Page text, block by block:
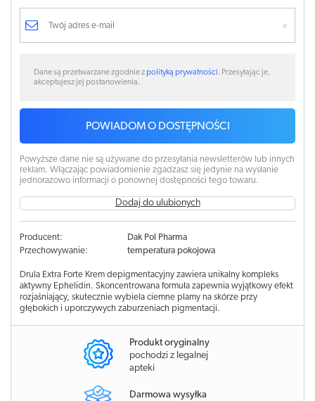
Dane są przetwarzane zgodnie zpolityką prywatności. Przesyłając je,
akceptujesz jej postanowienia.
POWIADOM O DOSTĘPNOŚCI
Powyższe dane nie są używane do przesyłania newsletterów lub innych
reklam. Włączając powiadomienie zgadzasz się jedynie na wysłanie
jednorazowo informacji o ponownej dostępności tego towaru.
Dodaj do ulubionych
Producent:
Dak Pol Pharma
Przechowywanie:
temperatura pokojowa
Drula Extra Forte Krem depigmentacyjny zawiera unikalny kompleks
aktywny Ephelidin. Skoncentrowana formuła zapewnia wyjątkowy efekt
rozjaśniający, skutecznie wybiela ciemne plamy na skórze przy
głębokich i uporczywych zaburzeniach pigmentacji.
Produkt oryginalny
pochodzi z legalnej
apteki
Darmowa wysyłka